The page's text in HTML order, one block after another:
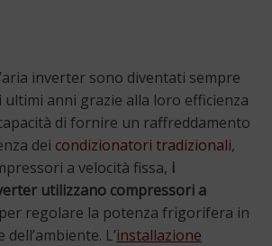
inverter sono diventati sempre
anni grazie alla loro efficienza
di fornire un raffreddamento
dei condizionatori tradizionali,
a velocità fissa, i
utilizzano compressori a
per regolare la potenza frigorifera in
L’installazione